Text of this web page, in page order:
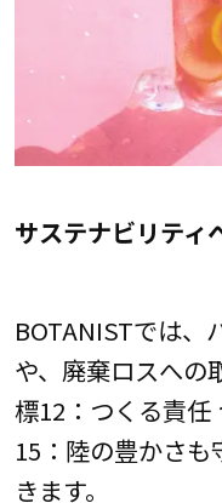
サステナビリティ
BOTANISTでは、
や、廃棄ロスへの
標12：つくる責任
15：陸の豊かさ
きます。